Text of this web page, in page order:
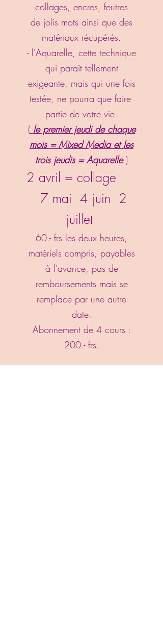
collages, encres, feutres
de jolis mots ainsi que des
matériaux récupérés.
- l'Aquarelle, cette technique
qui paraît tellement
exigeante, mais qui une fois
testée, ne pourra que faire
partie de votre vie.
( le premier jeudi de chaque
mois = Mixed Media et les
trois jeudis = Aquarelle)
2 avril = collage
7 mai 4 juin 2
juillet
60.- frs les deux heures,
matériels compris, payables
à l'avance, pas de
remboursements mais se
remplace par une autre
date.
Abonnement de 4 cours :
200.- frs.